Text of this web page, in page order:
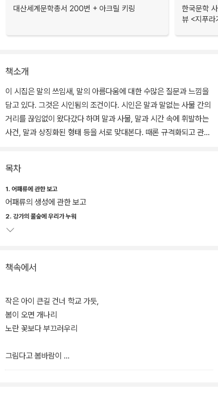
대산세계문학총서 200번 + 아크릴 키링
한국문학
뷰 <지푸라
책소개
이 시집은 말의 쓰임새, 말의 아름다움에 대한 수많은 질문과 느낌을
담고 있다. 그것은 시인됨의 조건이다. 시인은 말과 말없는 사물 간의
거리를 끊임없이 왔다갔다 하며 말과 사물, 말과 시간 속에 휘발하는
사건, 말과 상징화된 형태 등을 서로 맞대본다. 때론 규격화되고 관습
시인은 시의 근본, 시인의 근본을 묻고 따지며 일관된 작업을 하고 있
다. 여기 시인의 존재감은 시인의 좌표에 대한 물음, 시인의 위상에 대
한 물음을 이끌어낸다.
목차
1. 어패류에 관한 보고
어패류의 생성에 관한 보고
2. 강가의 풀숲에 우리가 누워
책속에서
작은 아이 큰길 건너 학교 가듯,
봄이 오면 개나리
노란 꽃보다 부끄러우리
그림다고 봄바람이
문 두르리며, 춤추면